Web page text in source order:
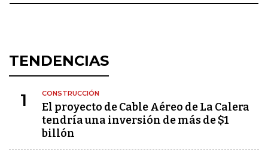
TENDENCIAS
1 CONSTRUCCIÓN
El proyecto de Cable Aéreo de La Calera
tendría una inversión de más de $1
billón